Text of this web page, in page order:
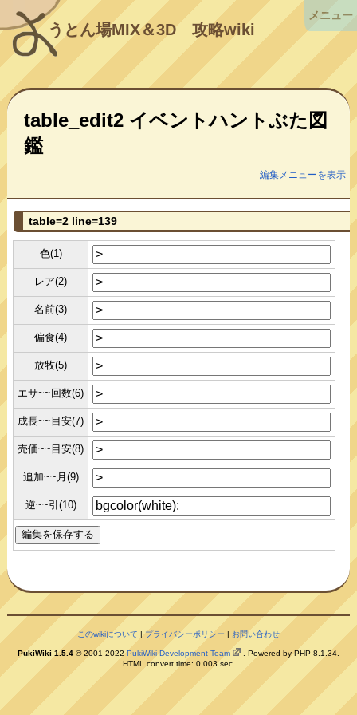
うとん場MIX＆3D攻略wiki
table_edit2 イベントハントぶた図
鑑
編集メニューを表示
table=2 line=139
色(1)
レア(2)
名前(3)
偏食(4)
放牧(5)
エサ~~回数(6)
成長~~目安(7)
売価~~目安(8)
追加~~月(9)
逆~~引(10)
このwikiについて |プライバシーポリシー | お問い合わせ
PukiWiki 1.5.4 © 2001-2022PukiWiki Development Team
. Powered by PHP 8.1.34.
HTML convert time: 0.003 sec.
メニュー